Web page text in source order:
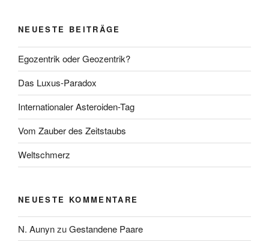
NEUESTE BEITRÄGE
Egozentrik oder Geozentrik?
Das Luxus-Paradox
Internationaler Asteroiden-Tag
Vom Zauber des Zeitstaubs
Weltschmerz
NEUESTE KOMMENTARE
N. AunynzuGestandene Paare